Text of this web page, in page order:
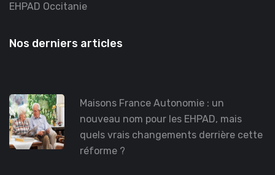
EHPAD Occitanie
Nos derniers articles
Maisons France Autonomie : un
nouveau nom pour les EHPAD, mais
quels vrais changements derrière cette
réforme ?